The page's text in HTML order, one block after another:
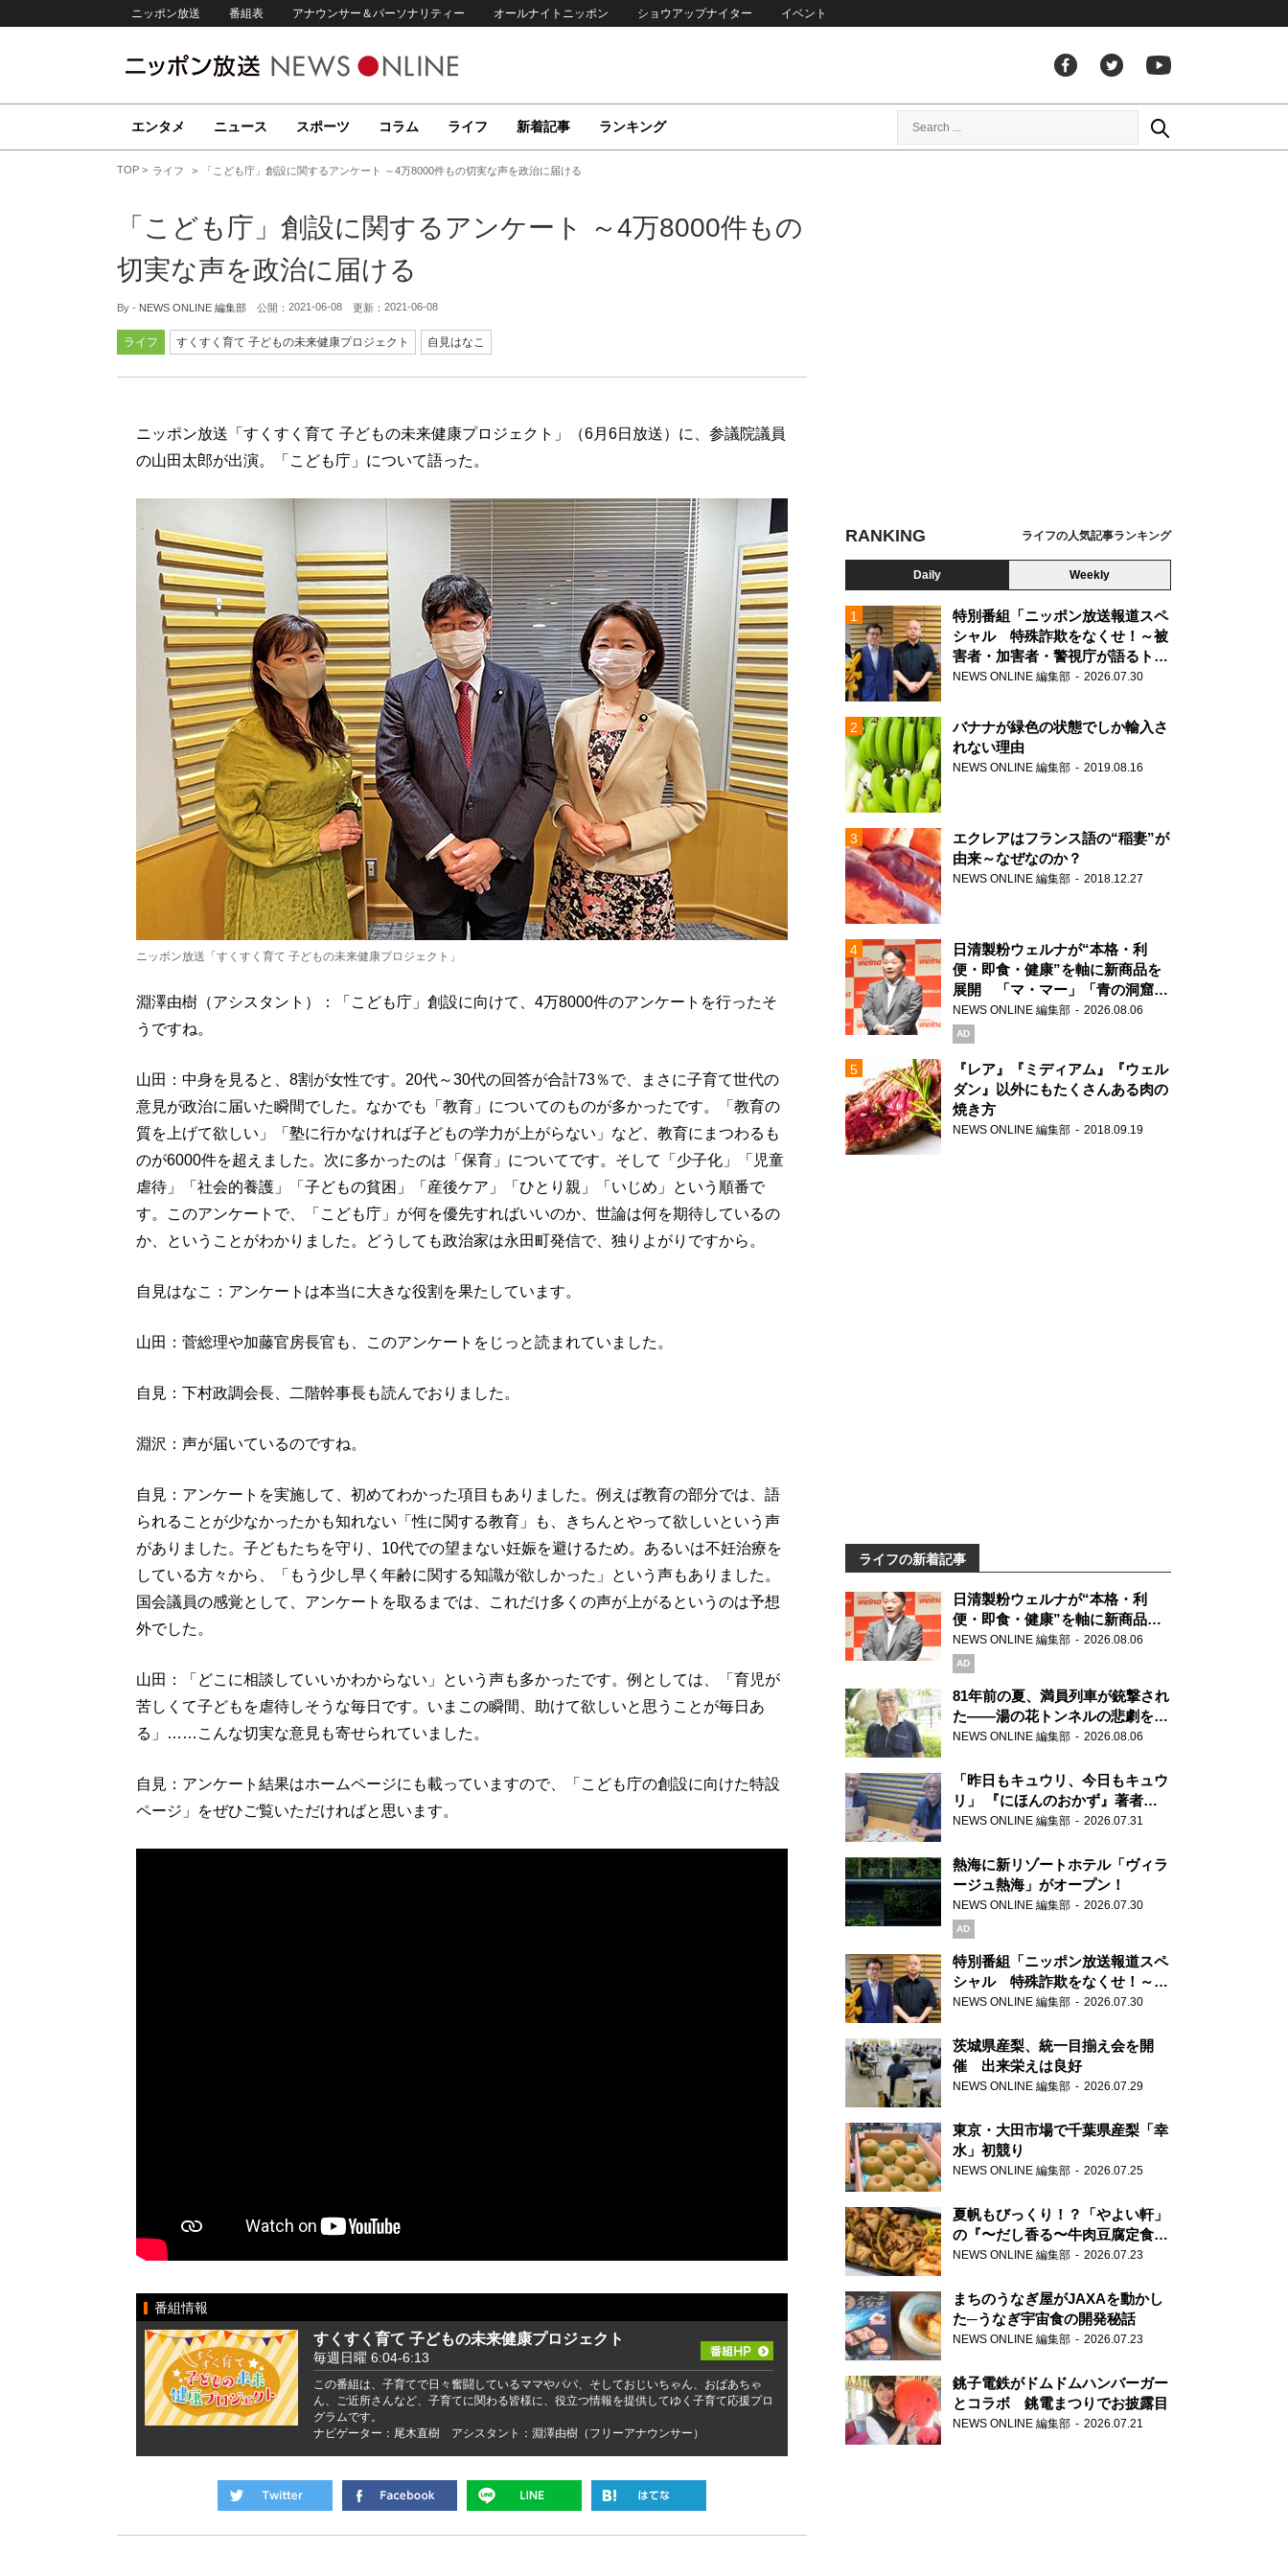
ニッポン放送 番組表 アナウンサー＆パーソナリティー オールナイトニッポン ショウアップナイター イベント
エンタメ ニュース スポーツ コラム ライフ 新着記事 ランキング
TOP ライフ 「こども庁」創設に関するアンケート ～4万8000件もの切実な声を政治に届ける
「こども庁」創設に関するアンケート ～4万8000件もの
切実な声を政治に届ける
By - NEWS ONLINE 編集部 公開： 2021-06-08 更新： 2021-06-08
ライフ すくすく育て 子どもの未来健康プロジェクト 自見はなこ
ニッポン放送「すくすく育て 子どもの未来健康プロジェクト」（6月6日放送）に、参議院議員
の山田太郎が出演。「こども庁」について語った。
ニッポン放送「すくすく育て 子どもの未来健康プロジェクト」
淵澤由樹（アシスタント）：「こども庁」創設に向けて、4万8000件のアンケートを行ったそ
うですね。
山田：中身を見ると、8割が女性です。20代～30代の回答が合計73％で、まさに子育て世代の
意見が政治に届いた瞬間でした。なかでも「教育」についてのものが多かったです。「教育の
質を上げて欲しい」「塾に行かなければ子どもの学力が上がらない」など、教育にまつわるも
のが6000件を超えました。次に多かったのは「保育」についてです。そして「少子化」「児童
虐待」「社会的養護」「子どもの貧困」「産後ケア」「ひとり親」「いじめ」という順番で
す。このアンケートで、「こども庁」が何を優先すればいいのか、世論は何を期待しているの
か、ということがわかりました。どうしても政治家は永田町発信で、独りよがりですから。
自見はなこ：アンケートは本当に大きな役割を果たしています。
山田：菅総理や加藤官房長官も、このアンケートをじっと読まれていました。
自見：下村政調会長、二階幹事長も読んでおりました。
淵沢：声が届いているのですね。
自見：アンケートを実施して、初めてわかった項目もありました。例えば教育の部分では、語
られることが少なかったかも知れない「性に関する教育」も、きちんとやって欲しいという声
がありました。子どもたちを守り、10代での望まない妊娠を避けるため。あるいは不妊治療を
している方々から、「もう少し早く年齢に関する知識が欲しかった」という声もありました。
国会議員の感覚として、アンケートを取るまでは、これだけ多くの声が上がるというのは予想
外でした。
山田：「どこに相談していいかわからない」という声も多かったです。例としては、「育児が
苦しくて子どもを虐待しそうな毎日です。いまこの瞬間、助けて欲しいと思うことが毎日あ
る」……こんな切実な意見も寄せられていました。
自見：アンケート結果はホームページにも載っていますので、「こども庁の創設に向けた特設
ページ」をぜひご覧いただければと思います。
番組情報
すくすく育て 子どもの未来健康プロジェクト
毎週日曜 6:04-6:13
この番組は、子育てで日々奮闘しているママやパパ、そしておじいちゃん、おばあちゃ
ん、ご近所さんなど、子育てに関わる皆様に、役立つ情報を提供してゆく子育て応援プロ
グラムです。
ナビゲーター：尾木直樹 アシスタント：淵澤由樹（フリーアナウンサー）
RANKING ライフの人気記事ランキング
Daily Weekly
特別番組「ニッポン放送報道スペ
シャル 特殊詐欺をなくせ！～被
害者・加害者・警視庁が語るトク
リュウの実態～」放送
NEWS ONLINE 編集部 2026.07.30
バナナが緑色の状態でしか輸入さ
れない理由
NEWS ONLINE 編集部 2019.08.16
エクレアはフランス語の“稲妻”が
由来～なぜなのか？
NEWS ONLINE 編集部 2018.12.27
日清製粉ウェルナが“本格・利
便・即食・健康”を軸に新商品を
展開 「マ・マー」「青の洞窟」
ブランドを強化
NEWS ONLINE 編集部 2026.08.06
『レア』『ミディアム』『ウェル
ダン』以外にもたくさんある肉の
焼き方
NEWS ONLINE 編集部 2018.09.19
ライフの新着記事
日清製粉ウェルナが“本格・利
便・即食・健康”を軸に新商品を
展開 「マ・マー」「青の洞窟」
ブランドを強化
NEWS ONLINE 編集部 2026.08.06
AD
81年前の夏、満員列車が銃撃され
た――湯の花トンネルの悲劇を語
り継ぐ男性
NEWS ONLINE 編集部 2026.08.06
「昨日もキュウリ、今日もキュウ
リ」 『にほんのおかず』著者が
見つけた家庭料理の知恵
NEWS ONLINE 編集部 2026.07.31
熱海に新リゾートホテル「ヴィラ
ージュ熱海」がオープン！
NEWS ONLINE 編集部 2026.07.30
AD
特別番組「ニッポン放送報道スペ
シャル 特殊詐欺をなくせ！～被
害者・加害者・警視庁が語るトク
NEWS ONLINE 編集部 2026.07.30
茨城県産梨、統一目揃え会を開
催 出来栄えは良好
NEWS ONLINE 編集部 2026.07.29
東京・大田市場で千葉県産梨「幸
水」初競り
NEWS ONLINE 編集部 2026.07.25
夏帆もびっくり！？「やよい軒」
の『〜だし香る〜牛肉豆腐定食』
が香り高すぎる
NEWS ONLINE 編集部 2026.07.23
まちのうなぎ屋がJAXAを動かし
た─うなぎ宇宙食の開発秘話
NEWS ONLINE 編集部 2026.07.23
銚子電鉄がドムドムハンバーガー
とコラボ 銚電まつりでお披露目
NEWS ONLINE 編集部 2026.07.21